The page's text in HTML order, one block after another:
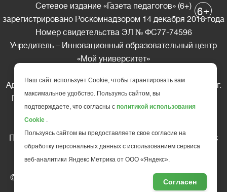
Сетевое издание «Газета педагогов» (6+)
зарегистрировано Роскомнадзором 14 декабря 2018 года
Номер свидетельства ЭЛ № ФС77-74596
Учредитель – Инновационный образовательный центр
«Мой университет»
Адрес редакции: 185035 Россия, Республика Карелия, г.
Петрозаводск, ул. Фридриха Энгельса д.10, офис 211
Телефон редакции: +7 (499) 685-10-45
Перепечатка материалов газеты допускается только c
письменного разрешения редакции
Ссылка на «Газету педагогов» обязательна.
© АНО ДПО "Инновационный образовательный центр
6+
Наш сайт использует Cookie, чтобы гарантировать вам
максимальное удобство. Пользуясь сайтом, вы
подтверждаете, что согласны с политикой использования
Cookie .
Пользуясь сайтом вы предоставляете свое согласие на
обработку персональных данных с использованием сервиса
веб-аналитики Яндекс Метрика от ООО «Яндекс».
Согласен